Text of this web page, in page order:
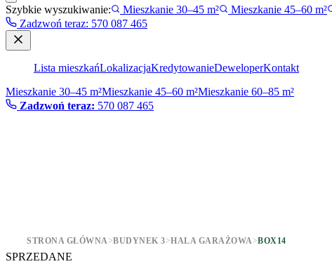
Szybkie wyszukiwanie: Mieszkanie 30–45 m² Mieszkanie 45–60 m²
Zadzwoń teraz: 570 087 465
Lista mieszkańLokalizacjaKredytowanieDeweloperKontakt
Mieszkanie 30–45 m²Mieszkanie 45–60 m²Mieszkanie 60–85 m²
Zadzwoń teraz: 570 087 465
STRONA GŁÓWNA>BUDYNEK 3>HALA GARAŻOWA>BOX14
SPRZEDANE